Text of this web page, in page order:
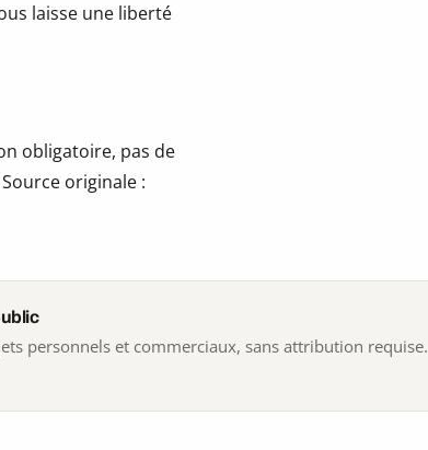
laisse une liberté
obligatoire, pas de
originale :
personnels et commerciaux, sans attribution requise.